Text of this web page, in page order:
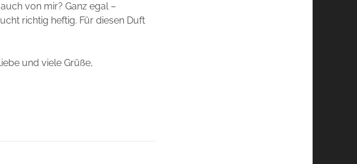
von mir? Ganz egal –
richtig heftig. Für diesen Duft
und viele Grüße,